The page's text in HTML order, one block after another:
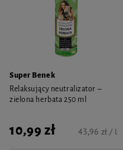
Super Benek
Relaksujący neutralizator –
zielona herbata 250 ml
10,99 zł 43,96 zł / l